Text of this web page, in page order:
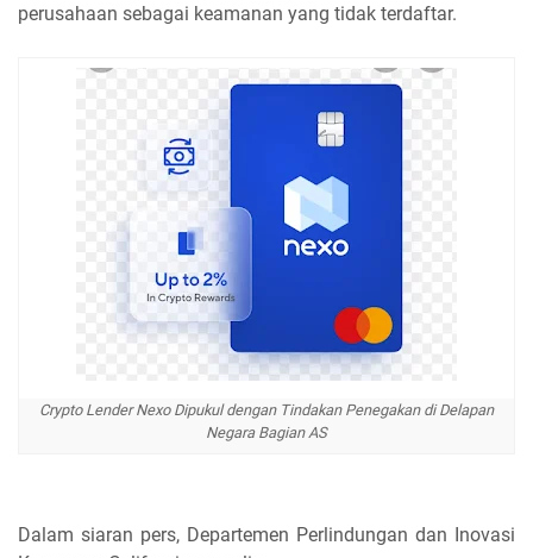
perusahaan sebagai keamanan yang tidak terdaftar.
Crypto Lender Nexo Dipukul dengan Tindakan Penegakan di Delapan
Negara Bagian AS
Dalam siaran pers, Departemen Perlindungan dan Inovasi